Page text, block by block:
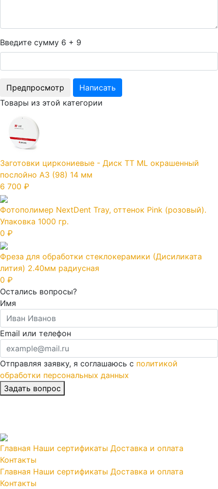
Введите сумму 6 + 9
Товары из этой категории
Заготовки циркониевые - Диск TT ML окрашенный
послойно А3 (98) 14 мм
6 700 ₽
Фотополимер NextDent Tray, оттенок Pink (розовый).
Упаковка 1000 гр.
0 ₽
Фреза для обработки стеклокерамики (Дисиликата
лития) 2.40мм радиусная
0 ₽
Остались вопросы?
Имя
Email или телефон
Отправляя заявку, я соглашаюсь с политикой
обработки персональных данных
Главная Наши сертификаты Доставка и оплата
Контакты
Главная Наши сертификаты Доставка и оплата
Контакты